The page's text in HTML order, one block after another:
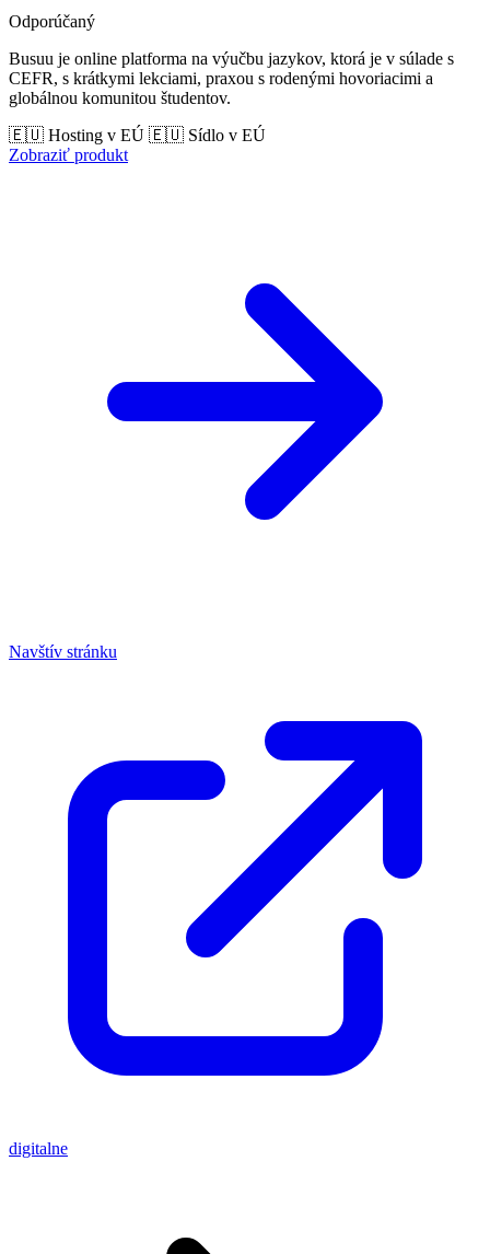
Odporúčaný
Busuu je online platforma na výučbu jazykov, ktorá je v súlade s
CEFR, s krátkymi lekciami, praxou s rodenými hovoriacimi a
globálnou komunitou študentov.
🇪🇺 Hosting v EÚ 🇪🇺 Sídlo v EÚ
Zobraziť produkt
Navštív stránku
digitalne